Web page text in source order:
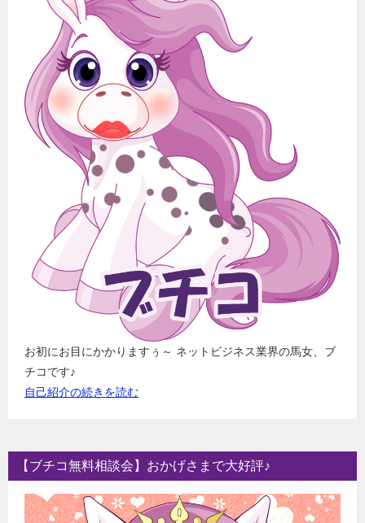
お初にお目にかかりますぅ～ ネットビジネス業界の馬女、ブ
チコです♪
自己紹介の続きを読む
【ブチコ無料相談会】おかげさまで大好評♪